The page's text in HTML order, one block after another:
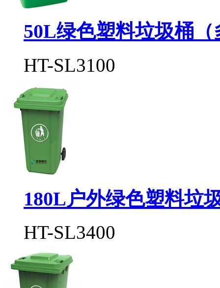
50L绿色塑料垃圾桶（
HT-SL3100
180L户外绿色塑料垃
HT-SL3400